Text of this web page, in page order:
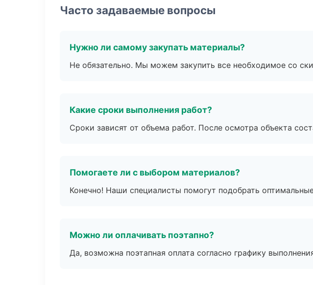
Часто задаваемые вопросы
Нужно ли самому закупать материалы?
Не обязательно. Мы можем закупить все необходимое со
Какие сроки выполнения работ?
Сроки зависят от объема работ. После осмотра объекта
Помогаете ли с выбором материалов?
Конечно! Наши специалисты помогут подобрать
Можно ли оплачивать поэтапно?
Да, возможна поэтапная оплата согласно графику